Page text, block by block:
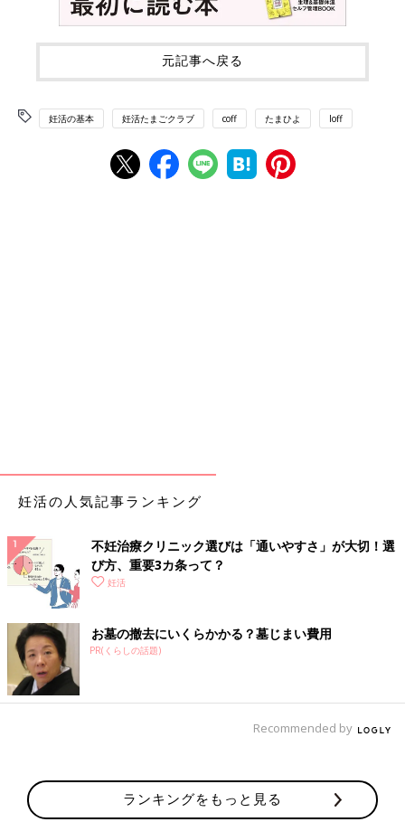
元記事へ戻る
妊活の基本 妊活たまごクラブ coff たまひよ loff
妊活の人気記事ランキング
不妊治療クリニック選びは「通いやすさ」が大切！選
び方、重要3カ条って？
妊活
お墓の撤去にいくらかかる？墓じまい費用
PR(くらしの話題)
Recommended by
ランキングをもっと見る